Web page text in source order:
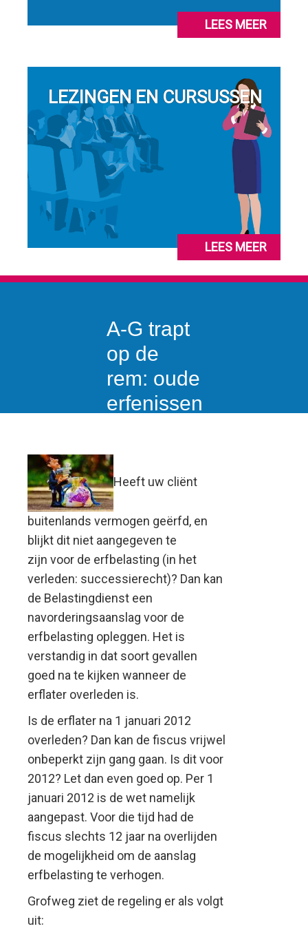
LEES MEER
LEZINGEN EN CURSUSSEN
LEES MEER
A-G trapt
op de
rem: oude
erfenissen
veilig
gesteld
Heeft uw cliënt
buitenlands vermogen geërfd, en
blijkt dit niet aangegeven te
zijn voor de erfbelasting (in het
verleden: successierecht)? Dan kan
de Belastingdienst een
navorderingsaanslag voor de
erfbelasting opleggen. Het is
verstandig in dat soort gevallen
goed na te kijken wanneer de
erflater overleden is.
Is de erflater na 1 januari 2012
overleden? Dan kan de fiscus vrijwel
onbeperkt zijn gang gaan. Is dit voor
2012? Let dan even goed op. Per 1
januari 2012 is de wet namelijk
aangepast. Voor die tijd had de
fiscus slechts 12 jaar na overlijden
de mogelijkheid om de aanslag
erfbelasting te verhogen.
Grofweg ziet de regeling er als volgt
uit: